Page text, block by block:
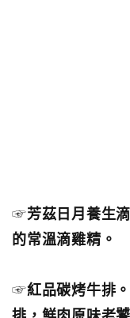
☞芳茲日月養生
的常溫滴雞精。
☞紅品碳烤牛排